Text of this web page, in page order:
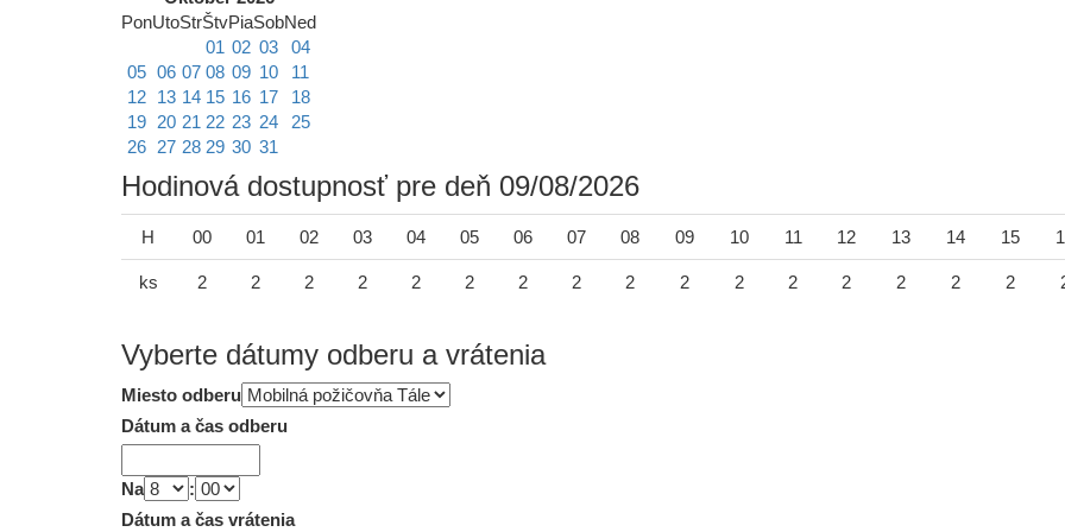
PonUtoStrŠtvPiaSobNed
01 02 03
04
05 06 07 08 09 10
11
12 13 14 15 16 17
18
19 20 21 22 23 24
25
26 27 28 29 30 31
Hodinová dostupnosť pre deň 09/08/2026
H 00 01 02 03 04 05 06 07 08 09 10 11 12 13 14 15
ks 2 2 2 2 2 2 2 2 2 2 2 2 2 2 2 2
Vyberte dátumy odberu a vrátenia
Miesto odberu
Dátum a čas odberu
Na
:
Dátum a čas vrátenia